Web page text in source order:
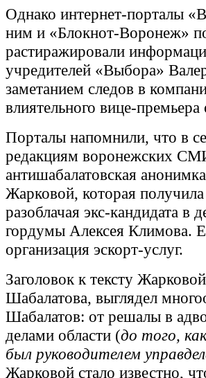
Однако интернет-порталы
ним и «Блокнот-Воронеж»
растиражировали
учредителей «Выбора»
заметанием следов в
влиятельного вице-
Порталы напомнили, что в
редакциям воронежских
антишабалатовская
Жарковой, которая
разоблачая экс-кандидата в
гордумы Алексея Климова.
организация эскорт-услуг.
Заголовок к тексту
Шабалатова, выглядел
Шабалатов: от решалы в
делами области (до того,
был руководителем
Жарковой стало известно,